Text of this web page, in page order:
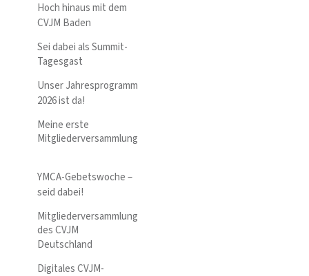
Hoch hinaus mit dem
CVJM Baden
Sei dabei als Summit-
Tagesgast
Unser Jahresprogramm
2026 ist da!
Meine erste
Mitgliederversammlung
YMCA-Gebetswoche –
seid dabei!
Mitgliederversammlung
des CVJM
Deutschland
Digitales CVJM-